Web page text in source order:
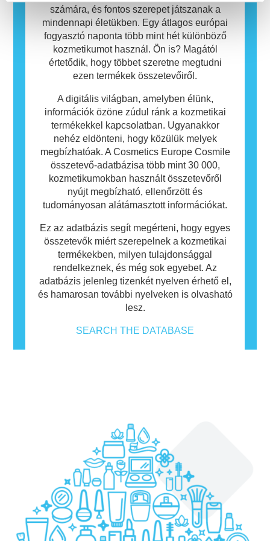
biztonságos.
számára, és fontos szerepet játszanak a
mindennapi életükben. Egy átlagos európai
fogyasztó naponta több mint hét különböző
kozmetikumot használ. Ön is? Magától
értetődik, hogy többet szeretne megtudni
ezen termékek összetevőiről.
A digitális világban, amelyben élünk,
információk özöne zúdul ránk a kozmetikai
termékekkel kapcsolatban. Ugyanakkor
nehéz eldönteni, hogy közülük melyek
megbízhatóak. A Cosmetics Europe Cosmile
összetevő-adatbázisa több mint 30 000,
kozmetikumokban használt összetevőről
nyújt megbízható, ellenőrzött és
tudományosan alátámasztott információkat.
Ez az adatbázis segít megérteni, hogy egyes
összetevők miért szerepelnek a kozmetikai
termékekben, milyen tulajdonsággal
rendelkeznek, és még sok egyebet. Az
adatbázis jelenleg tizenkét nyelven érhető el,
és hamarosan további nyelveken is olvasható
lesz.
SEARCH THE DATABASE